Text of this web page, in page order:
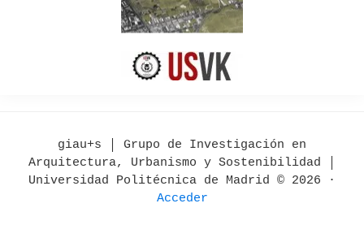
giau+s │ Grupo de Investigación en
Arquitectura, Urbanismo y Sostenibilidad │
Universidad Politécnica de Madrid © 2026 ·
Acceder